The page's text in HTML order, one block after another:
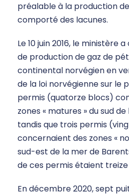
préalable à la production
comporté des lacunes.
Le 10 juin 2016, le ministère
de production de gaz de
continental norvégien en
de la loi norvégienne sur le
permis (quatorze blocs)
zones « matures » du sud
tandis que trois permis
concernaient des zones «
sud-est de la mer de
de ces permis étaient
En décembre 2020, sept